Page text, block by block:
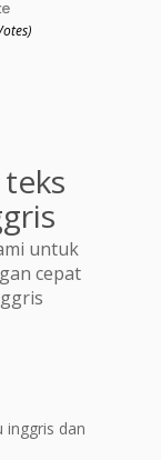
untuk
cepat
inggris dan